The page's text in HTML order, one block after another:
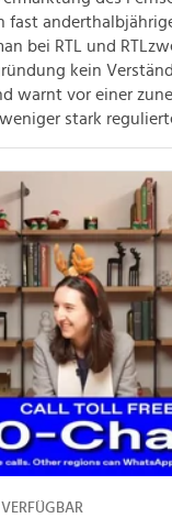
fast
bei RTL und
kein
warnt vor einer
stark